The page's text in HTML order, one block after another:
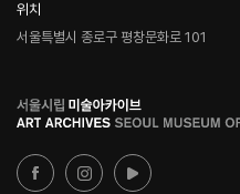
위치
서울특별시 종로구 평창문화로 101
로
고